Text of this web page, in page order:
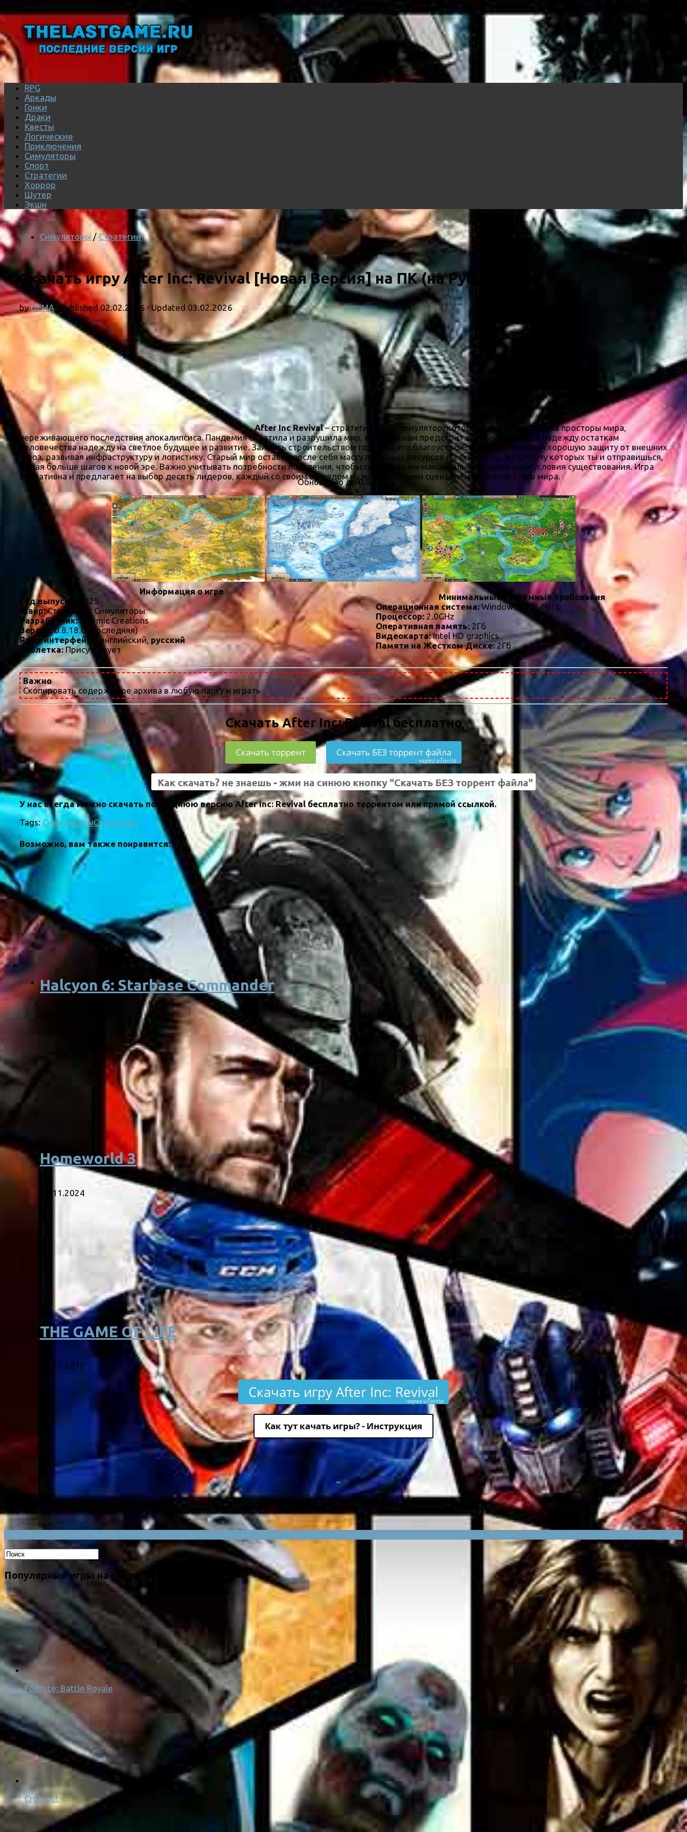
RPG
Аркады
Гонки
Драки
Квесты
Логические
Приключения
Симуляторы
Спорт
Стратегии
Хоррор
Шутер
Экшн
Симуляторы / Стратегии
Скачать игру After Inc: Revival [Новая Версия] на ПК (на Русском)
byDEMA · Published02.02.2026 · Updated 03.02.2026
After Inc Revival– стратегический симулятор, который отправляет нас на просторы мира,
переживающего последствия апокалипсиса. Пандемия охватила и разрушила мир, который нам предстоит восстановить, дав надежду остаткам
человечества надежду на светлое будущее и развитие. Займись строительством города и его благоустройством, обеспечивая хорошую защиту от внешних
угроз, развивая инфраструктуру и логистику. Старый мир оставил после себя массу полезных ресурсов и технологий, на добычу которых ты и отправишься,
делая больше шагов к новой эре. Важно учитывать потребности поселения, чтобы создавать им максимально комфортные условия существования. Игра
вариативна и предлагает на выбор десять лидеров, каждый со своим взглядом на мир и со своим сценарием развития этого мира.
Обновлено до 0.8.18.0
Информация о игре
Год выпуска:
2025
Жанр:Стратегии, Симуляторы
Разработчик:Ndemic Creations
Версия:0.8.18.0 (Последняя)
Язык интерфейса:
английский, русский
Таблетка:Присутствует
Минимальные системные требования
Операционная система: Windows 10 (64bit)
Процессор: 2.0GHz
Оперативная память: 2Гб
Видеокарта:Intel HD graphics
Памяти на Жестком Диске:2Гб
Важно
Скопировать содержимое архива в любую папку и играть
Скачать After Inc: Revival бесплатно
Скачать торрент Скачать БЕЗ торрент файла
через uTorria
У нас всегда можно скачать последнюю версию After Inc: Revival бесплатно торрентом или прямой ссылкой.
Tags: СимуляторыСтратегии
Возможно, вам также понравится:
Halcyon 6: Starbase Commander
Homeworld 3
28.11.2024
THE GAME OF LIFE
01.11.2019
Скачать игру After Inc: Revival
через uTorria
Как тут качать игры? - Инструкция
Популярные игры на сайте
Fortnite: Battle Royale
Crossout